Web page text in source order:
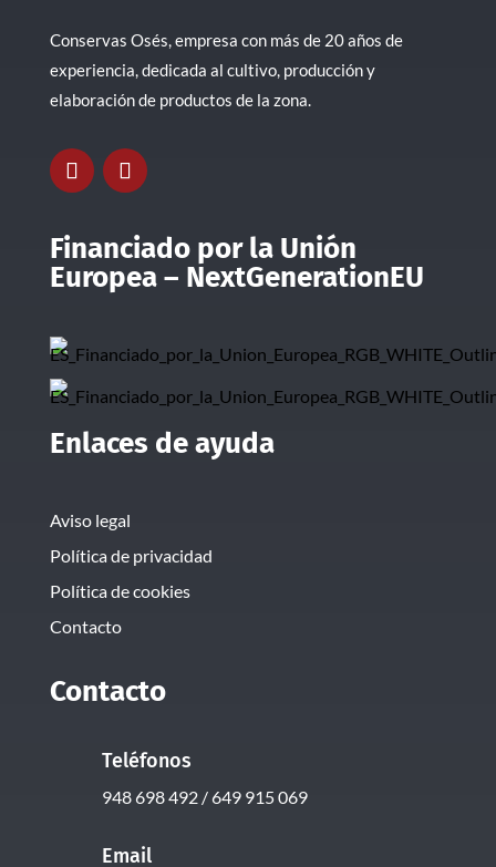
Conservas Osés, empresa con más de 20 años de
experiencia, dedicada al cultivo, producción y
elaboración de productos de la zona.
Financiado por la Unión
Europea – NextGenerationEU
Enlaces de ayuda
Aviso legal
Política de privacidad
Política de cookies
Contacto
Contacto
Teléfonos
948 698 492 / 649 915 069
Email